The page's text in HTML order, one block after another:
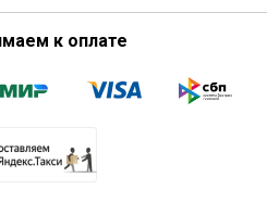
к оплате